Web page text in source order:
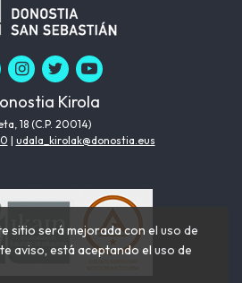
Kirola
18 (C.P. 20014)
| udala_kirolak@donostia.eus
sitio será mejorada con el uso de
aviso, está aceptando el uso de